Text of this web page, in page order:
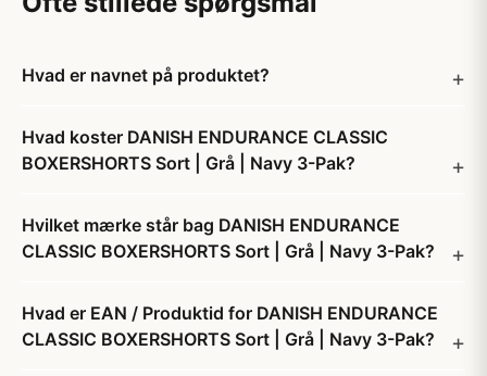
Hvad er navnet på produktet?
Hvad koster DANISH ENDURANCE CLASSIC
BOXERSHORTS Sort | Grå | Navy 3-Pak?
Hvilket mærke står bag DANISH ENDURANCE
CLASSIC BOXERSHORTS Sort | Grå | Navy 3-Pak?
Hvad er EAN / Produktid for DANISH ENDURANCE
CLASSIC BOXERSHORTS Sort | Grå | Navy 3-Pak?